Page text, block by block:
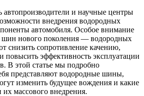
и научные центры
внедрения водородных
автомобиля. Особое внимание
шин нового поколения — водородных
снизить сопротивление качению,
эффективность эксплуатации
В этой статье мы подробно
представляют водородные шины,
изменить будущее вождения и какие
массового внедрения.